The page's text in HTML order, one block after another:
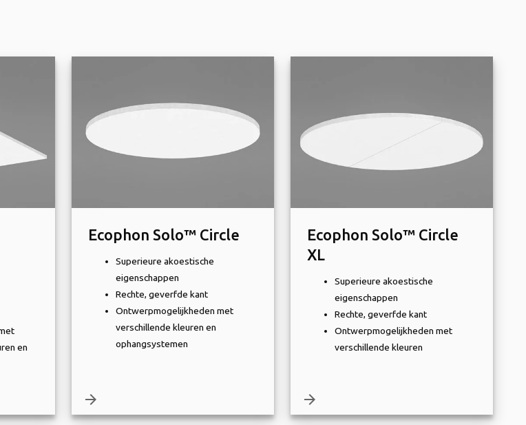
en
Ecophon Solo™ Circle
Superieure akoestische
eigenschappen
Rechte, geverfde kant
Ontwerpmogelijkheden met
verschillende kleuren en
ophangsystemen
arrow_forward
Ecophon Solo™ Circle
XL
Superieure akoestische
eigenschappen
Rechte, geverfde kant
Ontwerpmogelijkheden met
verschillende kleuren
arrow_forward